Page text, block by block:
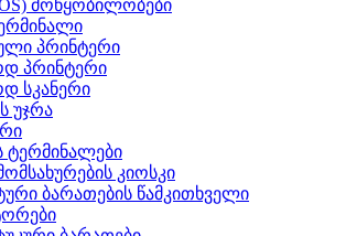
მოწყობილობები
პრინტერი
პრინტერი
სკანერი
უჯრა
ტერმინალები
კიოსკი
ბარათების წამკითხველი